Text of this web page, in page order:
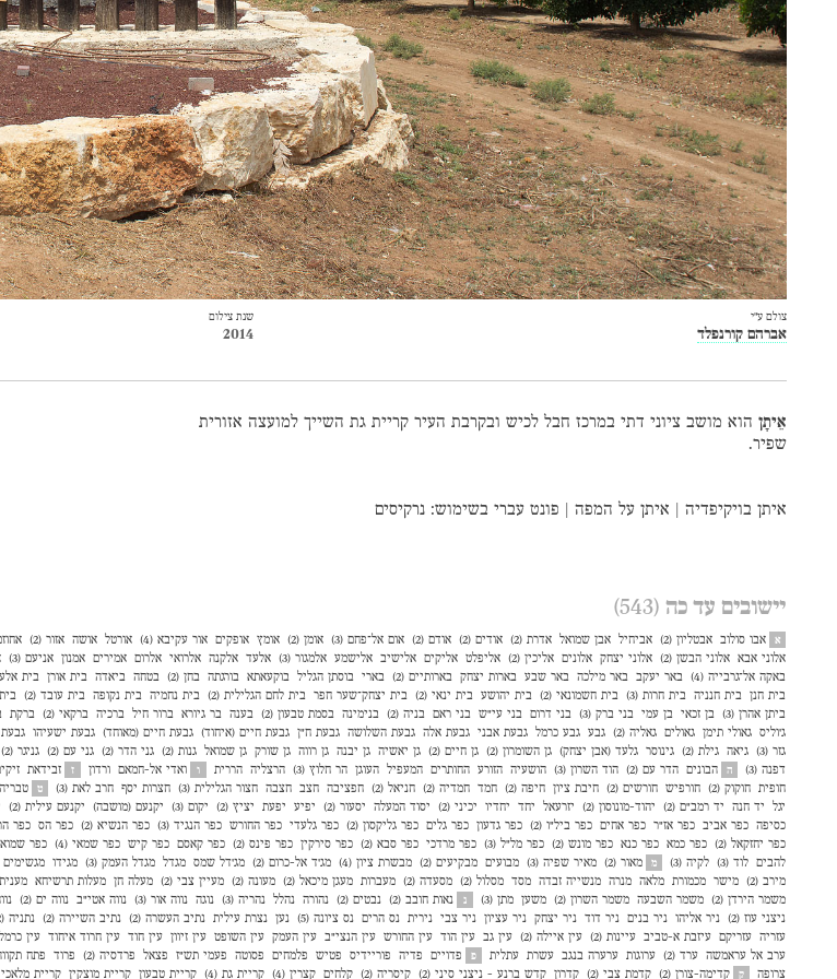
צולם ע״י
אברהם קורנפלד
שנת צילום
2014
אֵיתָן הוא מושב ציוני דתי במרכז חבל לכיש ובקרבת העיר קריית גת השייך למועצה אזורית
שפיר.
איתן בויקיפדיה איתן על המפה פונט עברי בשימוש:נרקיסים
יישובים עד כה (543)
א אבו סולוב אבטליון (2) אביחיל אבן שמואל אדרת (2) אודים (2) אודם (2) אום אל־פחם (3) אומן (2) אומץ אופקים אור עקיבא (4) אורטל אושה אזור (2)
אלוני אבא
אלוני הבשן (2) אלוני יצחק אלונים אליכין (2) אליפלט אליקים אלישיב אלישמע אלמגור (3) אלעד אלקנה אלרואי אלרום אמירים אמנון אניעם (3)
באקה אל־גרבייה (4) באר יעקב באר מילכה באר שבע בארות יצחק בארותיים (2) בארי בוסתן הגליל בוקעאתא בורגתה בחן (2) בטחה ביאדה בית אורן בית
בית חנן
בית חנניה בית חרות (3) בית חשמונאי (2) בית יהושע בית ינאי (2) בית יצחק־שער חפר בית לחם הגלילית (2) בית נחמיה בית נקופה בית עובד (2)
ביתן אהרן (3)
בן זכאי בן עמי בני ברק (3) בני דרום בני עי״ש בני ראם בניה (2) בנימינה בסמת טבעון (2) בענה בר גיורא ברור חיל ברכיה ברקאי (2) ברקת
ג׳וליס
גאולי תימן גאולים גאליה (2) גבע גבע כרמל גבעת אבני גבעת אלה גבעת השלושה גבעת ח"ן גבעת חיים (איחוד) גבעת חיים (מאוחד) גבעת ישעיהו גבעת
גזר (3)
גיאה גילת (2) גינוסר גלעד (אבן יצחק) גן השומרון (2) גן חיים (2) גן יאשיה גן יבנה גן רווה גן שורק גן שמואל גנות (2) גני הדר (2) גני עם (2) גניגר (2)
דפנה (3)
ה הבונים הדר עם (2) הוד השרון (3) הושעיה הזורע החותרים המעפיל העוגן הר חלוץ (3) הרצליה הררית ו ואדי אל-חמאם ורדון ז זבידאת
חופית
חוקוק (2) חורפיש חורשים (2) חיבת ציון חיפה (2) חמד חמדיה (2) חניאל (2) חפציבה חצב חצבה חצור הגלילית (3) חצרות יסף חרב לאת (3) ט טבריה
יגל
יד חנה יד רמב״ם (2) יהוד-מונוסון (2) יזרעאל יחד יחדיו יכיני (2) יסוד המעלה יסעור (2) יפיע יפעת יציץ (2) יקום (3) יקנעם (מושבה) יקנעם עילית (2)
כסיפה
כפר אביב כפר אז"ר כפר אחים כפר ביל"ו (2) כפר גדעון כפר גלים כפר גליקסון (2) כפר גלעדי כפר החורש כפר הנגיד (3) כפר הנשיא (2) כפר הס כפר
כפר יחזקאל (2)
כפר כמא כפר כנא כפר מונש (2) כפר מל״ל (3) כפר מרדכי כפר סבא (2) כפר סירקין כפר פינס (2) כפר קאסם כפר קיש כפר שמאי (4) כפר
להבים
לוד (3) לקיה (3) מ מאור (2) מאיר שפיה (3) מבועים מבקיעים (2) מבשרת ציון (4) מג'ד אל-כרום (2) מג'דל שמס מגדל מגדל העמק (3) מגידו מגשימים
מירב (2)
מישר מכמורת מלאה מנרה מנשייה זבדה מסד מסלול (2) מסעדה (2) מעברות מעגן מיכאל (2) מעונה (2) מעיין צבי (2) מעלה חן מעלות תרשיחא מענית
משמר הירדן (2)
משמר השבעה משמר השרון (2) משען מתן (3) נ נאות חובב (2) נבטים (2) נהורה נהלל נהריה (3) נוגה נווה אור (3) נווה אטי״ב נווה ים (2)
ניצני עוז (2)
ניר אליהו ניר בנים ניר דוד ניר יצחק ניר עציון ניר צבי נירית נס הרים נס ציונה (5) נען נצרת עילית נתיב העשרה (2) נתיב השיירה (2) נתניה (2)
עזריה
עזריקם עיזבת א-טביב עיינות (2) עין איילה (2) עין גב עין הוד עין החורש עין הנצי״ב עין העמק עין השופט עין זיוון עין חוד עין חרוד איחוד עין כרמל
ערב אל עראמשה
ערד (2) ערוגות ערערה בנגב עשרת עתלית פ פדויים פדיה פוריידיס פטיש פלמחים פסוטה פעמי תש"ז פצאל פרדסיה (2) פרוד פתח
צרופה
ק קדימה-צורן (2) קדמת צבי (2) קדרון קדש ברנע - ניצני סיני (2) קיסריה (2) קלחים קצרין (4) קריית גת (4) קריית טבעון קריית מוצקין קריית מלאכי